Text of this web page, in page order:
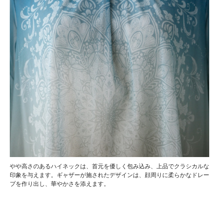
やや高さのあるハイネックは、首元を優しく包み込み、上品でクラシカルな
印象を与えます。ギャザーが施されたデザインは、顔周りに柔らかなドレー
プを作り出し、華やかさを添えます。